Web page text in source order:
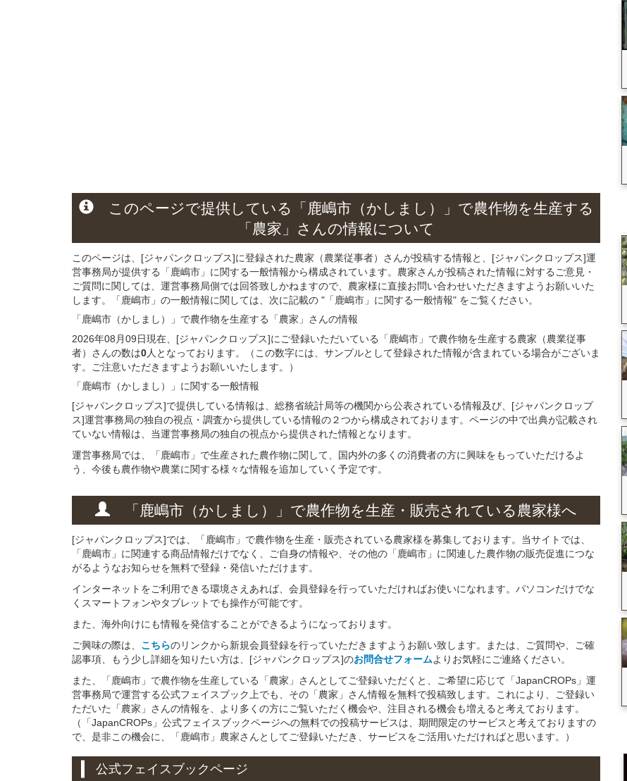
このページで提供している 「鹿嶋市（かしまし）」 で農作物を生産する
「農家」さんの情報について
このページは、[ジャパンクロップス]に登録された農家（農業従事者）さんが投稿する情報と、[ジャパンクロップス]運
営事務局が提供する「鹿嶋市」に関する一般情報から構成されています。農家さんが投稿された情報に対するご意見・
ご質問に関しては、運営事務局側では回答致しかねますので、農家様に直接お問い合わせいただきますようお願いいた
します。「鹿嶋市」の一般情報に関しては、次に記載の "「鹿嶋市」に関する一般情報" をご覧ください。
「鹿嶋市（かしまし）」 で農作物を生産する 「農家」さんの情報
2026年08月09日現在、[ジャパンクロップス]にご登録いただいている「鹿嶋市」で農作物を生産する農家（農業従事
者）さんの数は0人となっております。（この数字には、サンプルとして登録された情報が含まれている場合がございま
す。ご注意いただきますようお願いいたします。）
「鹿嶋市（かしまし）」 に関する一般情報
[ジャパンクロップス]で提供している情報は、総務省統計局等の機関から公表されている情報及び、[ジャパンクロップ
ス]運営事務局の独自の視点・調査から提供している情報の２つから構成されております。ページの中で出典が記載され
ていない情報は、当運営事務局の独自の視点から提供された情報となります。
運営事務局では、「鹿嶋市」で生産された農作物に関して、国内外の多くの消費者の方に興味をもっていただけるよ
う、今後も農作物や農業に関する様々な情報を追加していく予定です。
「鹿嶋市（かしまし）」 で農作物を生産・販売されている 農家様へ
[ジャパンクロップス]では、「鹿嶋市」で農作物を生産・販売されている農家様を募集しております。当サイトでは、
「鹿嶋市」に関連する商品情報だけでなく、ご自身の情報や、その他の「鹿嶋市」に関連した農作物の販売促進につな
がるようなお知らせを無料で登録・発信いただけます。
インターネットをご利用できる環境さえあれば、会員登録を行っていただければお使いになれます。パソコンだけでな
くスマートフォンやタブレットでも操作が可能です。
また、海外向けにも情報を発信することができるようになっております。
ご興味の際は、 こちらのリンクから新規会員登録を行っていただきますようお願い致します。または、ご質問や、ご確
認事項、もう少し詳細を知りたい方は、[ジャパンクロップス]のお問合せフォームよりお気軽にご連絡ください。
また、「鹿嶋市」で農作物を生産している「農家」さんとしてご登録いただくと、ご希望に応じて「JapanCROPs」運
営事務局で運営する公式フェイスブック上でも、その「農家」さん情報を無料で投稿致します。これにより、ご登録い
ただいた「農家」さんの情報を、より多くの方にご覧いただく機会や、注目される機会も増えると考えております。
（「JapanCROPs」公式フェイスブックページへの無料での投稿サービスは、期間限定のサービスと考えておりますの
で、是非この機会に、「鹿嶋市」農家さんとしてご登録いただき、サービスをご活用いただければと思います。）
公式フェイスブックページ